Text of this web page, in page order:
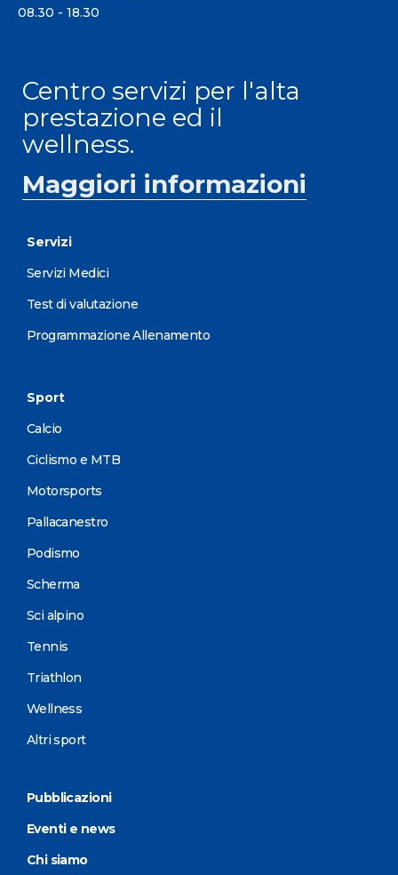
08.30 - 18.30
Centro servizi per l'alta
prestazione ed il
wellness.
Maggiori informazioni
Servizi
Servizi Medici
Test di valutazione
Programmazione Allenamento
Sport
Calcio
Ciclismo e MTB
Motorsports
Pallacanestro
Podismo
Scherma
Sci alpino
Tennis
Triathlon
Wellness
Altri sport
Pubblicazioni
Eventi e news
Chi siamo